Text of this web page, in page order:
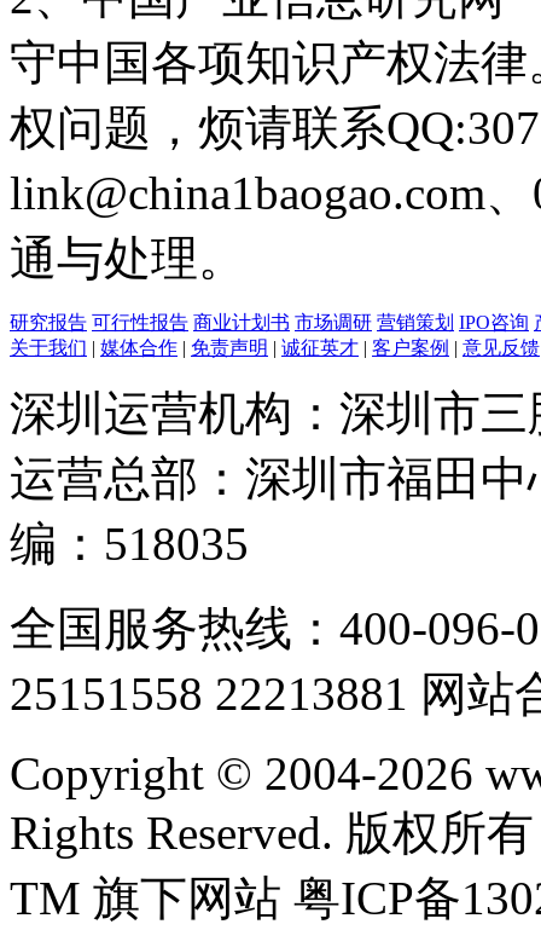
守中国各项知识产权法
权问题，烦请联系
link@china1baogao.com
通与处理。
研究报告 可行性报告 商业计划书 市场调研 营销策划 IPO咨询
关于我们 | 媒体合作 | 免责声明 | 诚征英才 | 客户案例 | 意见反馈
深圳运营机构：深圳市
运营总部：深圳市福田
编：518035
全国服务热线：400-096-
25151558 22213881 网站
Copyright © 2004-2026
Rights Reserved. 版权所
TM 旗下网站 粤ICP备